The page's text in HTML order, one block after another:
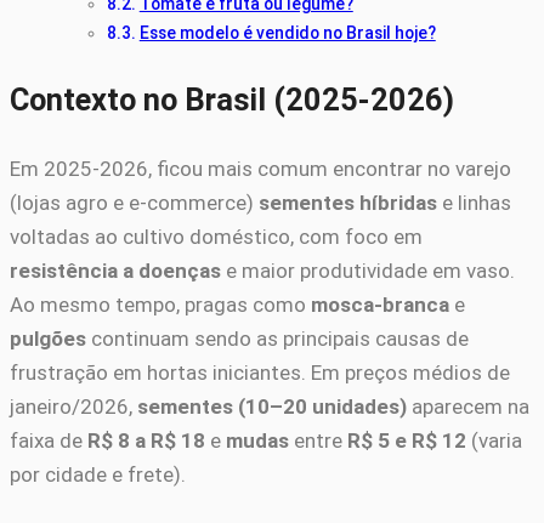
Esse modelo é vendido no Brasil hoje?
Contexto no Brasil (2025-2026)
Em 2025-2026, ficou mais comum encontrar no varejo
(lojas agro e e-commerce) sementes híbridas e linhas
voltadas ao cultivo doméstico, com foco em
resistência a doenças e maior produtividade em vaso.
Ao mesmo tempo, pragas como mosca-branca e
pulgões continuam sendo as principais causas de
frustração em hortas iniciantes. Em preços médios de
janeiro/2026, sementes (10–20 unidades) aparecem na
faixa de R$ 8 a R$ 18 e mudas entre R$ 5 e R$ 12 (varia
por cidade e frete).